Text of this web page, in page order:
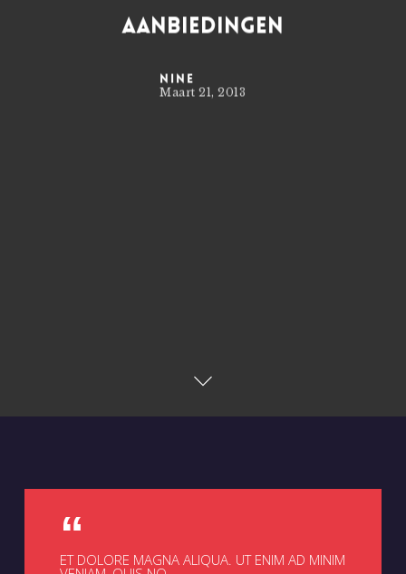
AANBIEDINGEN
nine
Maart 21, 2013
ET DOLORE MAGNA ALIQUA. UT ENIM AD MINIM